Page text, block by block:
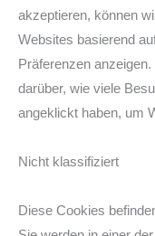
akzeptieren, können
Websites basierend
Präferenzen
darüber, wie viele
angeklickt haben, um
Nicht klassifiziert
Diese Cookies